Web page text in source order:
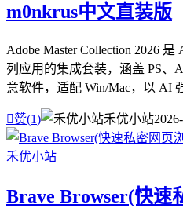
m0nkrus中文直装版
Adobe Master Collection 2026 是
列应用的集成套装，涵盖 PS、
意软件，适配 Win/Mac，以 AI
赞(1) 禾优小站
Brave Browser(快速